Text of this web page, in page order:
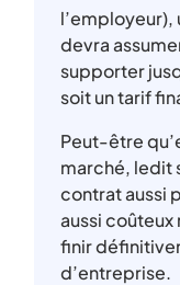
l’employeur),
devra
supporter
soit un tarif
Peut-être
marché, ledit
contrat aussi
aussi
finir
d’entreprise.